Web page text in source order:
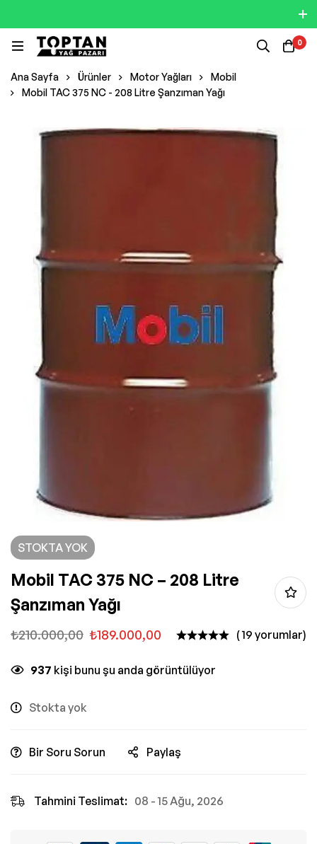
0
Ana Sayfa Ürünler Motor Yağları
Mobil
Mobil TAC 375 NC - 208 Litre Şanzıman Yağı
STOKTA YOK
Mobil TAC 375 NC – 208 Litre
Şanzıman Yağı
₺210.000,00 ₺189.000,00 ( 19 yorumlar)
937 kişi bunu şu anda görüntülüyor
Stokta yok
Bir Soru Sorun Paylaş
Tahmini Teslimat: 08 - 15 Ağu, 2026